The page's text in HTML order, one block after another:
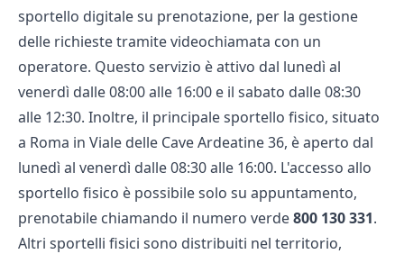
sportello digitale su prenotazione, per la gestione
delle richieste tramite videochiamata con un
operatore. Questo servizio è attivo dal lunedì al
venerdì dalle 08:00 alle 16:00 e il sabato dalle 08:30
alle 12:30. Inoltre, il principale sportello fisico, situato
a Roma in Viale delle Cave Ardeatine 36, è aperto dal
lunedì al venerdì dalle 08:30 alle 16:00. L'accesso allo
sportello fisico è possibile solo su appuntamento,
prenotabile chiamando il numero verde800 130 331.
Altri sportelli fisici sono distribuiti nel territorio,